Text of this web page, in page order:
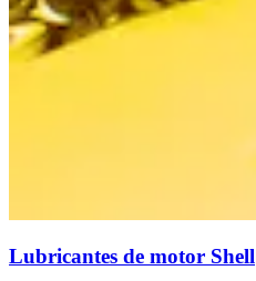
Lubricantes de motor Shell